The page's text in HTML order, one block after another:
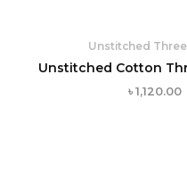
Unstitched
Unstitched Cotton
৳ 1,120.00